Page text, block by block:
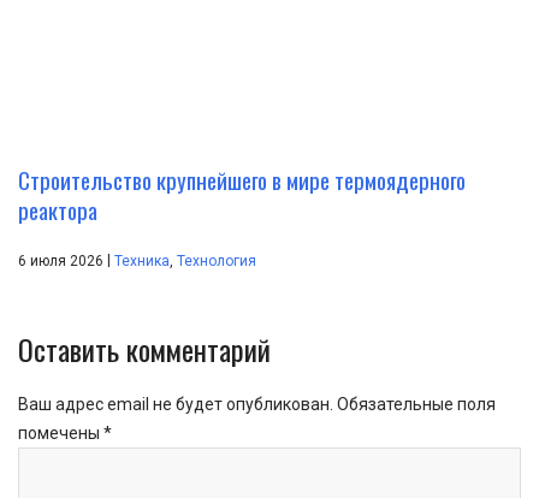
Строительство крупнейшего в мире термоядерного
реактора
6 июля 2026 Техника, Технология
Оставить комментарий
Ваш адрес email не будет опубликован. Обязательные поля
помечены *